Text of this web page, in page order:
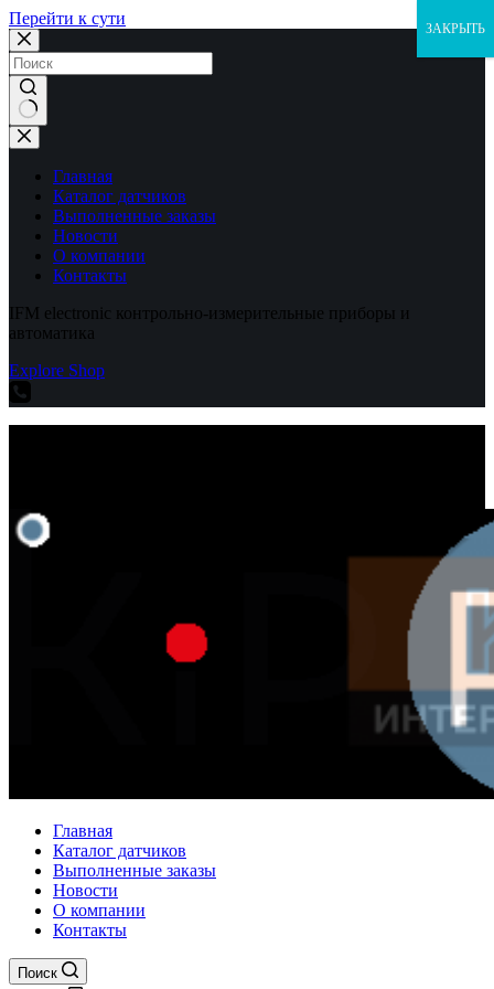
Перейти к сути
Ничего
не
найденоГлавная
Каталог датчиков
Выполненные заказы
Новости
О компании
Контакты
IFM electronic контрольно-измерительные приборы и
автоматика
Explore Shop
Главная
Каталог датчиков
Выполненные заказы
Новости
О компании
Контакты
Поиск
ЗАКРЫТЬ